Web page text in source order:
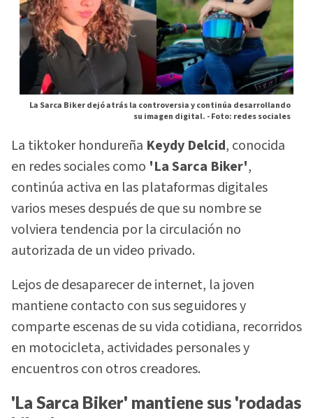
La Sarca Biker dejó atrás la controversia y continúa desarrollando
su imagen digital. -Foto: redes sociales
La tiktoker hondureña Keydy Delcid, conocida
en redes sociales como 'La Sarca Biker',
continúa activa en las plataformas digitales
varios meses después de que su nombre se
volviera tendencia por la circulación no
autorizada de un video privado.
Lejos de desaparecer de internet, la joven
mantiene contacto con sus seguidores y
comparte escenas de su vida cotidiana, recorridos
en motocicleta, actividades personales y
encuentros con otros creadores.
'La Sarca Biker' mantiene sus 'rodadas